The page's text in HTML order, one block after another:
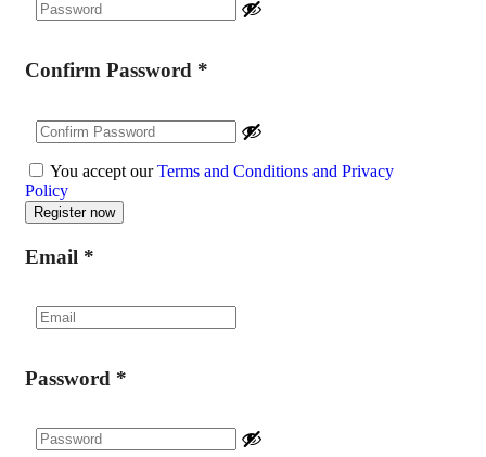
Confirm Password *
You accept ourTerms and Conditions and Privacy
Policy
Email *
Password *